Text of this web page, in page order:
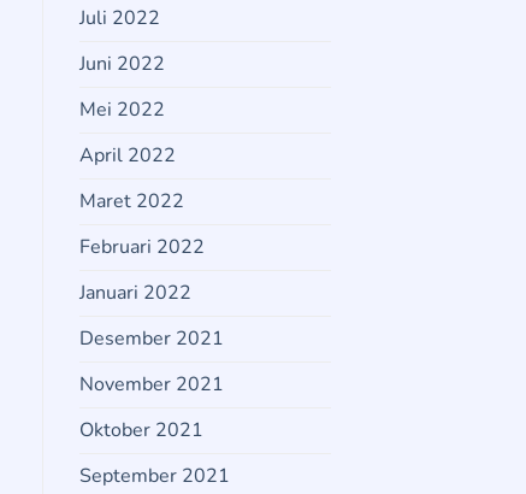
Juli 2022
Juni 2022
Mei 2022
April 2022
Maret 2022
Februari 2022
Januari 2022
Desember 2021
November 2021
Oktober 2021
September 2021